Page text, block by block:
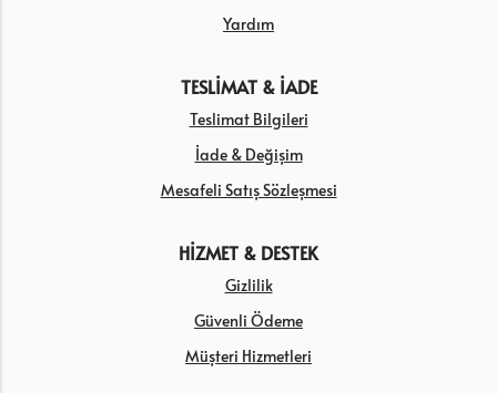
Yardım
TESLİMAT & İADE
Teslimat Bilgileri
İade & Değişim
Mesafeli Satış Sözleşmesi
HİZMET & DESTEK
Gizlilik
Güvenli Ödeme
Müşteri Hizmetleri